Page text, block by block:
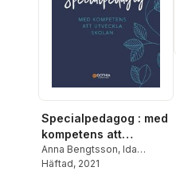
Specialpedagog : med
kompetens att
utveckla skolan
Anna Bengtsson, Ida
Necovski
Häftad, 2021